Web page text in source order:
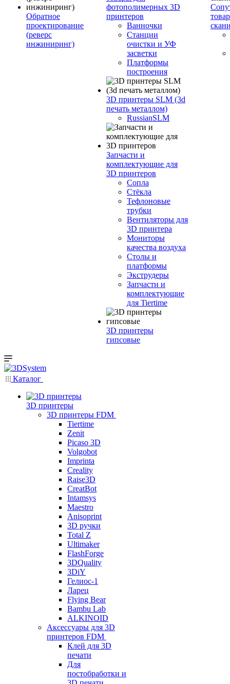
Обратное
проектирование
(реверс
инжиниринг)
фотополимерных 3D
принтеров
Ванночки
Станции
очистки и УФ
засветки
Платформы
построения
3D принтеры SLM (3d
печать металлом)
RussianSLM
Запчасти и
комплектующие для
3D принтеров
Сопла
Cтёкла
Тефлоновые
трубки
Вентиляторы для
3D принтера
Мониторы
качества воздуха
Столы и
платформы
Экструдеры
Запчасти и
комплектующие
для Tiertime
3D принтеры
гипсовые
Каталог
3D принтеры
3D принтеры FDM
Tiertime
Zenit
Picaso 3D
Volgobot
Imprinta
Creality
Raise3D
CreatBot
Intamsys
Maestro
Anisoprint
3D ручки
Total Z
Ultimaker
FlashForge
3DQuality
3DiY
Гелиос-1
Ларец
Flying Bear
Bambu Lab
ALKINOID
Аксессуары для 3D
принтеров FDM
Клей для 3D
печати
Для
постобработки и